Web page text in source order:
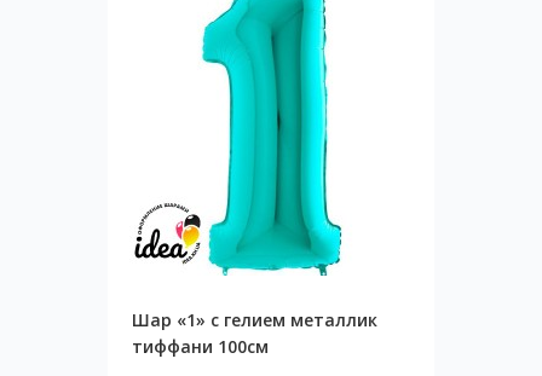
Шар «1» с гелием металлик
тиффани 100см